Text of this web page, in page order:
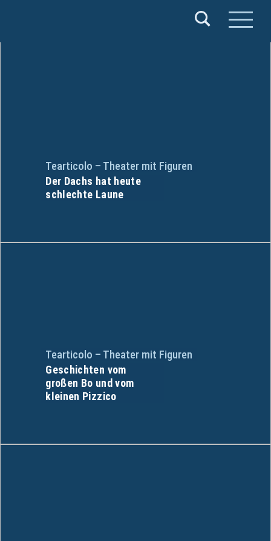
Tearticolo – Theater mit Figuren
Der Dachs hat heute
schlechte Laune
Tearticolo – Theater mit Figuren
Geschichten vom
großen Bo und vom
kleinen Pizzico